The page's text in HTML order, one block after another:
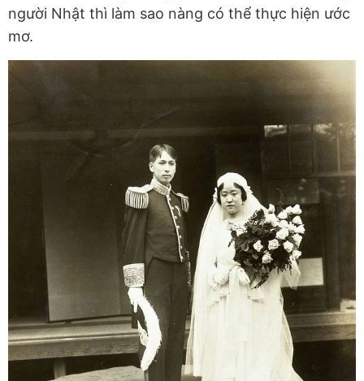
người Nhật thì làm sao nàng có thể thực hiện ước
mơ.